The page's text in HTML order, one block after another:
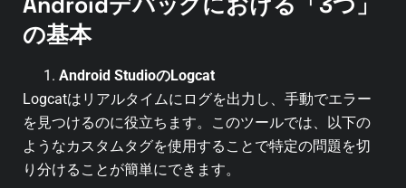
の基本
Android StudioのLogcat
Logcatはリアルタイムにログを出力し、手動でエラー
を見つけるのに役立ちます。このツールでは、以下の
ようなカスタムタグを使用することで特定の問題を切
り分けることが簡単にできます。